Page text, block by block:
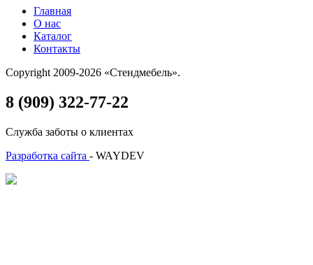
Главная
О нас
Каталог
Контакты
Copyright 2009-2026 «Стендмебель».
8 (909) 322-77-22
Служба заботы о клиентах
Разработка сайта - WAYDEV